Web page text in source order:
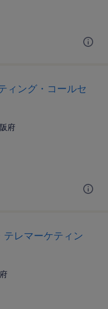
ィング・コールセ
府
レマーケティン